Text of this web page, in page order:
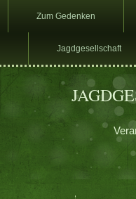
Zum Gedenken
Jagdgesellschaft